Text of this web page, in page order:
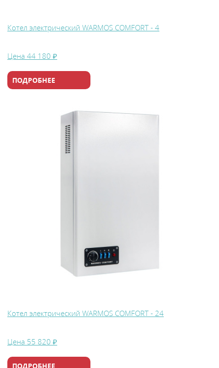
Котел электрический WARMOS COMFORT - 4
Цена 44 180 ₽
ПОДРОБНЕЕ
Котел электрический WARMOS COMFORT - 24
Цена 55 820 ₽
ПОДРОБНЕЕ